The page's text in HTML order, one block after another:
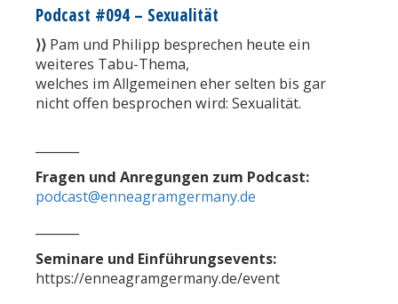
Podcast #094 – Sexualität
⟩⟩ Pam und Philipp besprechen heute ein
weiteres Tabu-Thema,
welches im Allgemeinen eher selten bis gar
nicht offen besprochen wird: Sexualität.
Fragen und Anregungen zum Podcast:
podcast@enneagramgermany.de
Seminare und Einführungsevents:
https://enneagramgermany.de/event